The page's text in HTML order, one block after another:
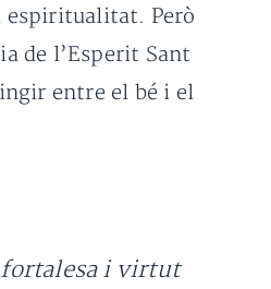
espiritualitat. Però
de l’Esperit Sant
entre el bé i el
fortalesa i virtut